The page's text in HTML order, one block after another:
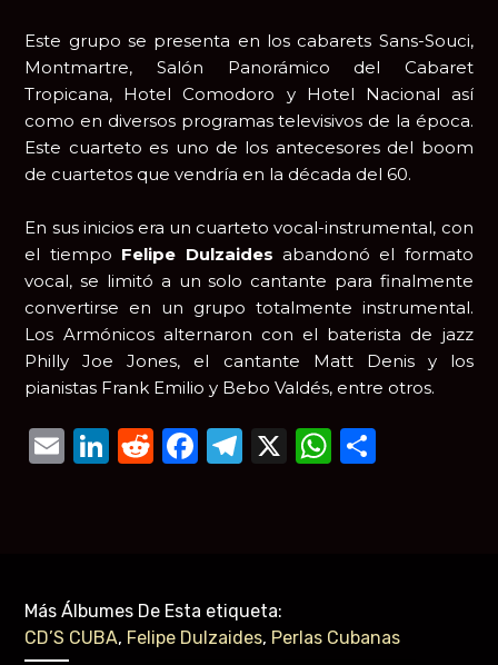
Este grupo se presenta en los cabarets Sans-Souci,
Montmartre, Salón Panorámico del Cabaret
Tropicana, Hotel Comodoro y Hotel Nacional así
como en diversos programas televisivos de la época.
Este cuarteto es uno de los antecesores del boom
de cuartetos que vendría en la década del 60.
En sus inicios era un cuarteto vocal-instrumental, con
el tiempo Felipe Dulzaides abandonó el formato
vocal, se limitó a un solo cantante para finalmente
convertirse en un grupo totalmente instrumental.
Los Armónicos alternaron con el baterista de jazz
Philly Joe Jones, el cantante Matt Denis y los
pianistas Frank Emilio y Bebo Valdés, entre otros.
Email
LinkedIn
Reddit
Facebook
Telegram
X
Más Álbumes De Esta etiqueta:
CD’S CUBA, Felipe Dulzaides, Perlas Cubanas